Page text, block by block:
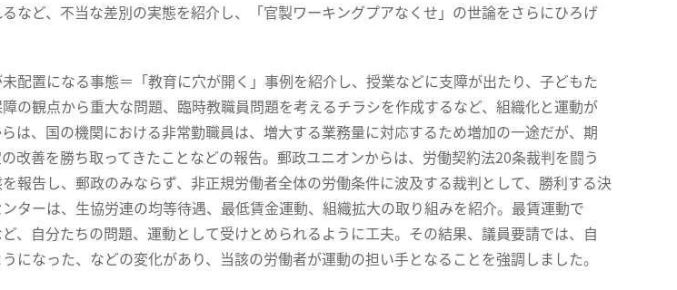
など、不当な差別の実態を紹介し、「官製ワーキングプアなくせ」の世論をさらにひろげ
配置になる事態＝「教育に穴が開く」事例を紹介し、授業などに支障が出たり、子どもた
の観点から重大な問題、臨時教職員問題を考えるチラシを作成するなど、組織化と運動が
は、国の機関における非常勤職員は、増大する業務量に対応するため増加の一途だが、期
改善を勝ち取ってきたことなどの報告。郵政ユニオンからは、労働契約法20条裁判を闘う
報告し、郵政のみならず、非正規労働者全体の労働条件に波及する裁判として、勝利する決
ターは、生協労連の均等待遇、最低賃金運動、組織拡大の取り組みを紹介。最賃運動で
、自分たちの問題、運動として受けとめられるように工夫。その結果、議員要請では、自
になった、などの変化があり、当該の労働者が運動の担い手となることを強調しました。